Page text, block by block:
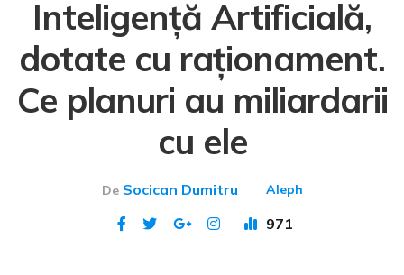
Inteligență Artificială,
dotate cu raționament.
Ce planuri au miliardarii
cu ele
De Socican Dumitru Aleph
971